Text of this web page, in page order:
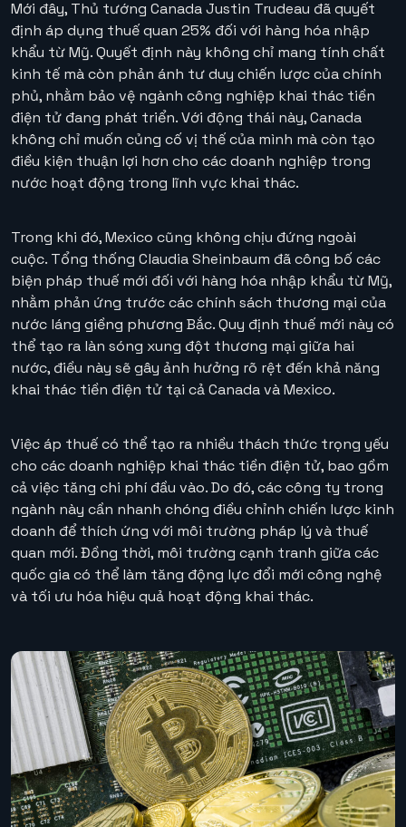
Mới đây, Thủ tướng Canada Justin Trudeau đã quyết
định áp dụng thuế quan 25% đối với hàng hóa nhập
khẩu từ Mỹ. Quyết định này không chỉ mang tính chất
kinh tế mà còn phản ánh tư duy chiến lược của chính
phủ, nhằm bảo vệ ngành công nghiệp khai thác tiền
điện tử đang phát triển. Với động thái này, Canada
không chỉ muốn củng cố vị thế của mình mà còn tạo
điều kiện thuận lợi hơn cho các doanh nghiệp trong
nước hoạt động trong lĩnh vực khai thác.
Trong khi đó, Mexico cũng không chịu đứng ngoài
cuộc. Tổng thống Claudia Sheinbaum đã công bố các
biện pháp thuế mới đối với hàng hóa nhập khẩu từ Mỹ,
nhằm phản ứng trước các chính sách thương mại của
nước láng giềng phương Bắc. Quy định thuế mới này có
thể tạo ra làn sóng xung đột thương mại giữa hai
nước, điều này sẽ gây ảnh hưởng rõ rệt đến khả năng
khai thác tiền điện tử tại cả Canada và Mexico.
Việc áp thuế có thể tạo ra nhiều thách thức trọng yếu
cho các doanh nghiệp khai thác tiền điện tử, bao gồm
cả việc tăng chi phí đầu vào. Do đó, các công ty trong
ngành này cần nhanh chóng điều chỉnh chiến lược kinh
doanh để thích ứng với môi trường pháp lý và thuế
quan mới. Đồng thời, môi trường cạnh tranh giữa các
quốc gia có thể làm tăng động lực đổi mới công nghệ
và tối ưu hóa hiệu quả hoạt động khai thác.